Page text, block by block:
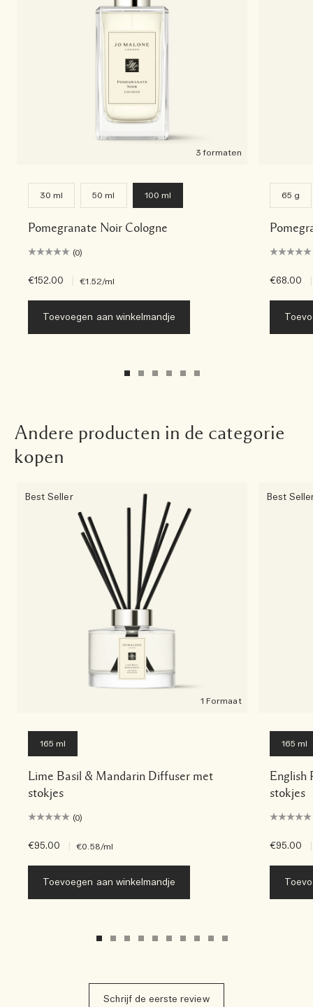
3 formaten
30 ml 50 ml 100 ml
Pomegranate Noir Cologne
(0)
€152.00 €1.52/ml
Toevoegen aan winkelmandje
65 g
€68.00
Andere producten in de categorie
kopen
Best Seller
1 Formaat
165 ml
Lime Basil & Mandarin Diffuser met
stokjes
(0)
€95.00 €0.58/ml
Toevoegen aan winkelmandje
Best
165 ml
English
stokjes
€95.00
Schrijf de eerste review